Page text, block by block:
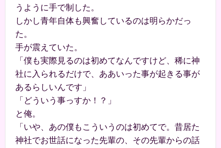
うように手で制した。
しかし青年自体も興奮しているのは明らかだっ
た。
手が震えていた。
「僕も実際見るのは初めてなんですけど、稀に神
社に入られるだけで、ああいった事が起きる事が
あるらしいんです」
「どういう事っすか！？」
と俺。
「いや、あの僕もこういうのは初めてで。昔居た
神社でお世話になった先輩の、その先輩からの話